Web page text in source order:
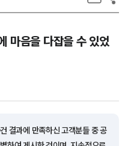
마음을 다잡을 수 있었
결과에 만족하신 고객분들 중 공